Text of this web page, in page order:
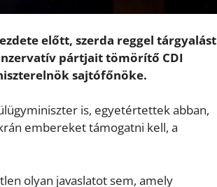
előtt, szerda reggel tárgyalást
pártjait tömörítő CDI
sajtófőnöke.
is, egyetértettek abban,
embereket támogatni kell, a
olyan javaslatot sem, amely